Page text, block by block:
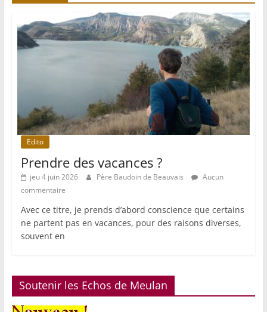
Edito
Prendre des vacances ?
jeu 4 juin 2026 Père Baudoin de Beauvais
Aucun
commentaire
Avec ce titre, je prends d’abord conscience que certains
ne partent pas en vacances, pour des raisons diverses,
souvent en
Soutenir les Echos de Meulan